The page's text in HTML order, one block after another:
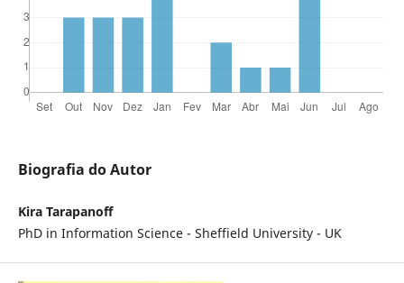
Biografia do Autor
Kira Tarapanoff
PhD in Information Science - Sheffield University - UK